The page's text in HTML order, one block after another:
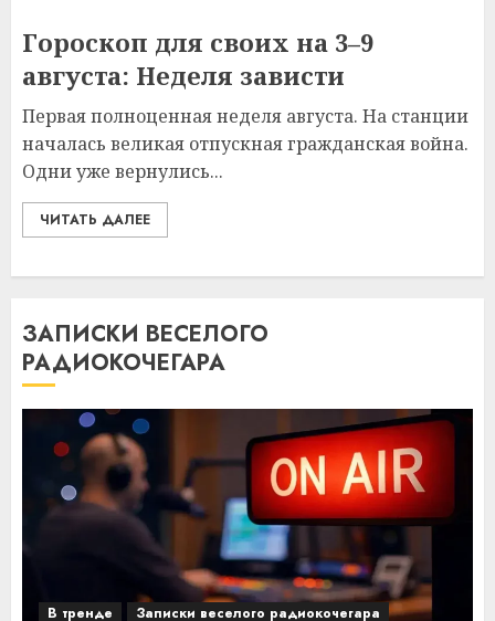
Гороскоп для своих на 3–9
августа: Неделя зависти
Первая полноценная неделя августа. На станции
началась великая отпускная гражданская война.
Одни уже вернулись...
ЧИТАТЬ ДАЛЕЕ
ЗАПИСКИ ВЕСЕЛОГО
РАДИОКОЧЕГАРА
В тренде Записки веселого радиокочегара